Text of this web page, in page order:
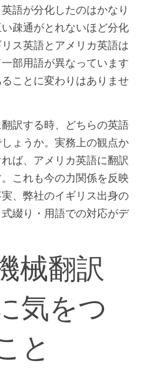
語が分化したのはかなり
疎通がとれないほど分化
ス英語とアメリカ英語は
部用語が異なっています
ことに変わりはありませ
訳する時、どちらの英語
ょうか。実務上の観点か
ば、アメリカ英語に翻訳
これも今の力関係を反映
、弊社のイギリス出身の
綴り・用語での対応がデ
械翻訳
気をつ
と